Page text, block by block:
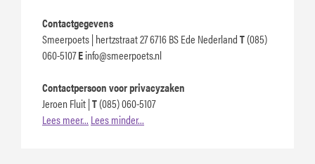
Contactgegevens
Smeerpoets | hertzstraat 27 6716 BS Ede NederlandT(085)
060-5107Einfo@smeerpoets.nl
Contactpersoon voor privacyzaken
Jeroen Fluit |T(085) 060-5107
Lees meer… Lees minder…